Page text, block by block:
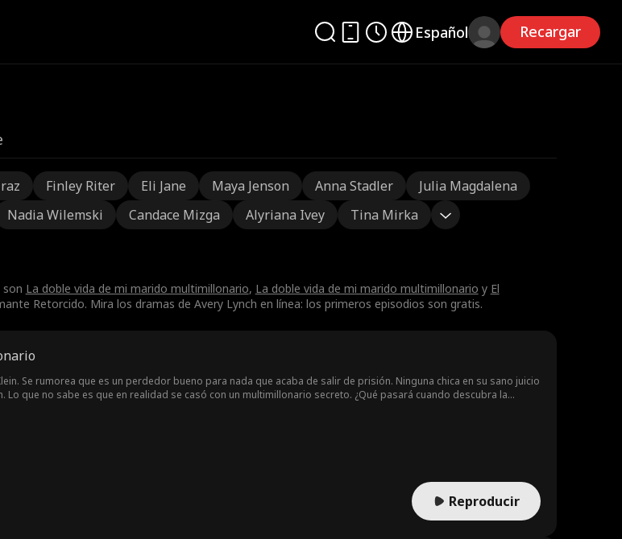
Español Recargar
Finley Riter Eli Jane Maya Jenson Anna Stadler
Julia Magdalena
Nadia Wilemski Candace Mizga Alyriana Ivey Tina Mirka
La doble vida de mi marido multimillonario, La doble vida de mi marido multimillonario y El
Retorcido. Mira los dramas de Avery Lynch en línea: los primeros episodios son gratis.
Se rumorea que es un perdedor bueno para nada que acaba de salir de prisión. Ninguna chica en su sano juicio
Lo que no sabe es que en realidad se casó con un multimillonario secreto. ¿Qué pasará cuando descubra la
Reproducir